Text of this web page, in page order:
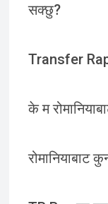
सक्छु?
Transfer
के म
रोमानियाबाट